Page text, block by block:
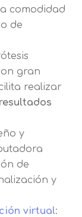
comodidad
de
gran
realizar
resultados
y
de
y
virtual:
aquí
con la
así
con la
a
Leer más